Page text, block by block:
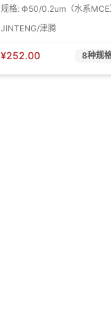
规格: Ф50/0.2um（水系MCE
JINTENG/津腾
¥252.00 8种规